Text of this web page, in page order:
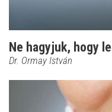
Ne hagyjuk, hogy
Dr. Ormay István